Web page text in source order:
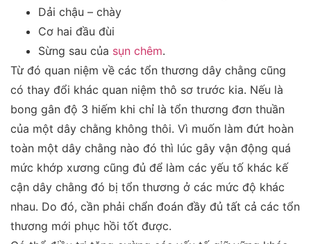
Dải chậu – chày
Cơ hai đầu đùi
Sừng sau của sụn chêm.
Từ đó quan niệm về các tổn thương dây chằng cũng
có thay đổi khác quan niệm thô sơ trước kia. Nếu là
bong gân độ 3 hiếm khi chỉ là tổn thương đơn thuần
của một dây chằng không thôi. Vì muốn làm đứt hoàn
toàn một dây chằng nào đó thì lúc gây vận động quá
mức khớp xương cũng đủ để làm các yếu tố khác kế
cận dây chằng đó bị tổn thương ở các mức độ khác
nhau. Do đó, cần phải chẩn đoán đầy đủ tất cả các tổn
thương mới phục hồi tốt được.